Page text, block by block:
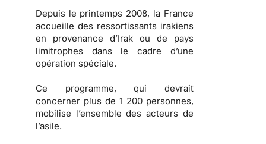
Depuis le printemps 2008, la France
accueille des ressortissants irakiens
en provenance d’Irak ou de pays
limitrophes dans le cadre d’une
opération spéciale.
Ce programme, qui devrait
concerner plus de 1 200 personnes,
mobilise l’ensemble des acteurs de
l’asile.